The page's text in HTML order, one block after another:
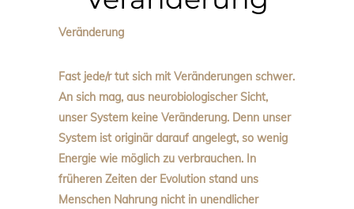
Veränderung
Fast jede/r tut sich mit Veränderungen schwer.
An sich mag, aus neurobiologischer Sicht,
unser System keine Veränderung. Denn unser
System ist originär darauf angelegt, so wenig
Energie wie möglich zu verbrauchen. In
früheren Zeiten der Evolution stand uns
Menschen Nahrung nicht in unendlicher